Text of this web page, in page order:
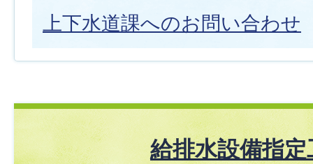
上下水道課へのお問い合わせ
給排水設備指定